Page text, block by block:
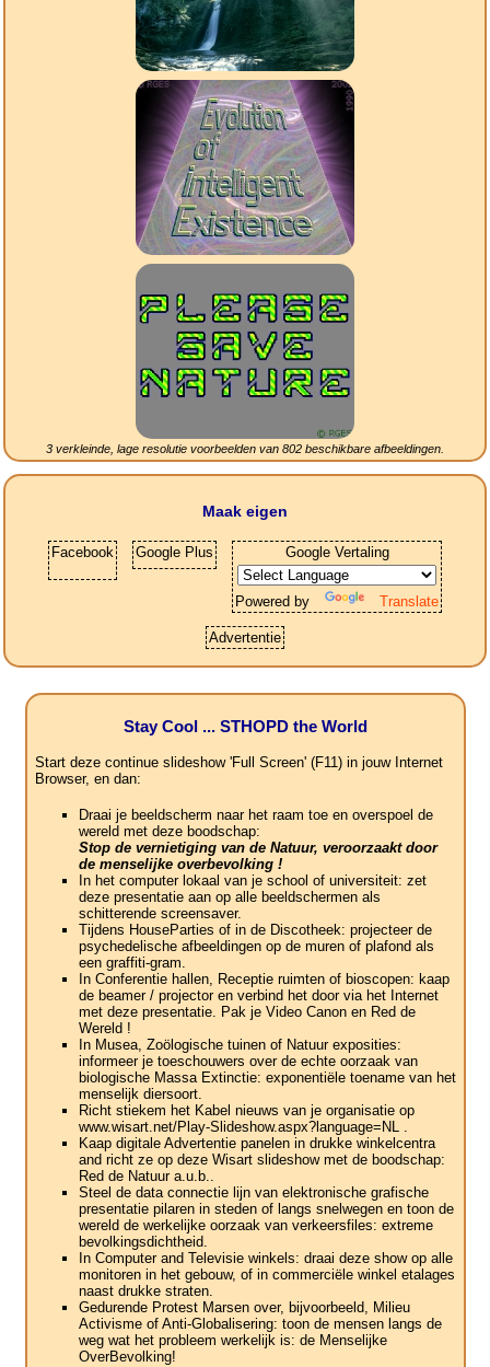
3 verkleinde, lage resolutie voorbeelden van 802 beschikbare afbeeldingen.
Maak eigen
Facebook Google Plus Google Vertaling
Powered by Translate
Advertentie
Stay Cool ... STHOPD the World
Start deze continue slideshow 'Full Screen' (F11) in jouw Internet
Browser, en dan:
Draai je beeldscherm naar het raam toe en overspoel de
wereld met deze boodschap:
Stop de vernietiging van de Natuur, veroorzaakt door
de menselijke overbevolking !
In het computer lokaal van je school of universiteit: zet
deze presentatie aan op alle beeldschermen als
schitterende screensaver.
Tijdens HouseParties of in de Discotheek: projecteer de
psychedelische afbeeldingen op de muren of plafond als
een graffiti-gram.
In Conferentie hallen, Receptie ruimten of bioscopen: kaap
de beamer / projector en verbind het door via het Internet
met deze presentatie. Pak je Video Canon en Red de
Wereld !
In Musea, Zoölogische tuinen of Natuur exposities:
informeer je toeschouwers over de echte oorzaak van
biologische Massa Extinctie: exponentiële toename van het
menselijk diersoort.
Richt stiekem het Kabel nieuws van je organisatie op
www.wisart.net/Play-Slideshow.aspx?language=NL .
Kaap digitale Advertentie panelen in drukke winkelcentra
and richt ze op deze Wisart slideshow met de boodschap:
Red de Natuur a.u.b..
Steel de data connectie lijn van elektronische grafische
presentatie pilaren in steden of langs snelwegen en toon de
wereld de werkelijke oorzaak van verkeersfiles: extreme
bevolkingsdichtheid.
In Computer and Televisie winkels: draai deze show op alle
monitoren in het gebouw, of in commerciële winkel etalages
naast drukke straten.
Gedurende Protest Marsen over, bijvoorbeeld, Milieu
Activisme of Anti-Globalisering: toon de mensen langs de
weg wat het probleem werkelijk is: de Menselijke
OverBevolking!